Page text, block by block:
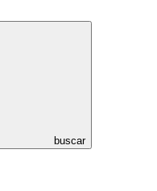
buscar